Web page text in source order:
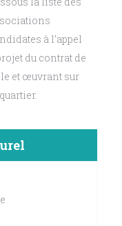
à l’appel
du contrat de
et œuvrant sur